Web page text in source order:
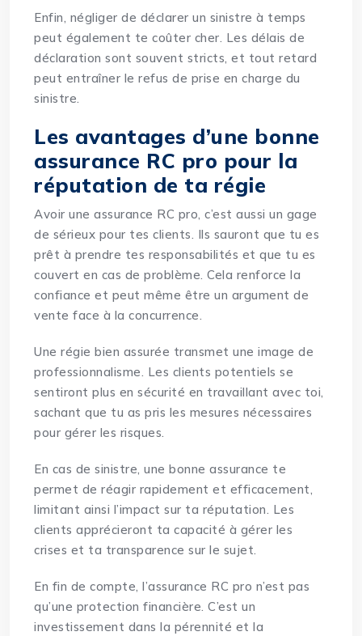
Enfin, négliger de déclarer un sinistre à temps
peut également te coûter cher. Les délais de
déclaration sont souvent stricts, et tout retard
peut entraîner le refus de prise en charge du
sinistre.
Les avantages d’une bonne
assurance RC pro pour la
réputation de ta régie
Avoir une assurance RC pro, c’est aussi un gage
de sérieux pour tes clients. Ils sauront que tu es
prêt à prendre tes responsabilités et que tu es
couvert en cas de problème. Cela renforce la
confiance et peut même être un argument de
vente face à la concurrence.
Une régie bien assurée transmet une image de
professionnalisme. Les clients potentiels se
sentiront plus en sécurité en travaillant avec toi,
sachant que tu as pris les mesures nécessaires
pour gérer les risques.
En cas de sinistre, une bonne assurance te
permet de réagir rapidement et efficacement,
limitant ainsi l’impact sur ta réputation. Les
clients apprécieront ta capacité à gérer les
crises et ta transparence sur le sujet.
En fin de compte, l’assurance RC pro n’est pas
qu’une protection financière. C’est un
investissement dans la pérennité et la